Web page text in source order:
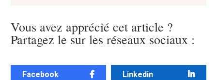
Vous avez apprécié cet article ?
Partagez le sur les réseaux sociaux :
Facebook Linkedin